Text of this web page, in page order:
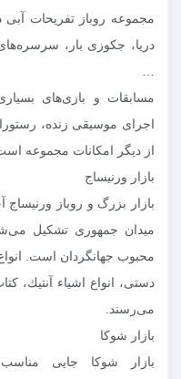
مجموعه روباز تفریحات
دریا، جكوزی بار،
مسابقات و بازی‌های
اجرای موسیقی زنده،
از دیگر امكانات مجموعه
بازار ورنیساج
بازار بزرگ و روباز
میدان جمهوری تشكیل
محبوب جهانگردان است.
دستی، انواع اشیاء آنتیك،
می‌رسند.
بازار شوكا
بازار شوكا جایی